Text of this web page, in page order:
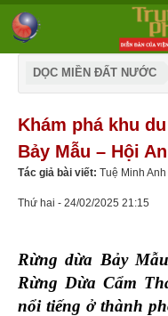
DỌC MIỀN ĐẤT NƯỚC
Khám phá khu
Bảy Mẫu – Hội An
Tác giả bài viết: Tuệ Minh Anh
Thứ hai - 24/02/2025 21:15
Rừng dừa Bảy
Rừng Dừa Cẩm
nổi tiếng ở thành